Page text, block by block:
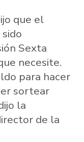
que el
Sexta
necesite.
para hacer
sortear
la
de la